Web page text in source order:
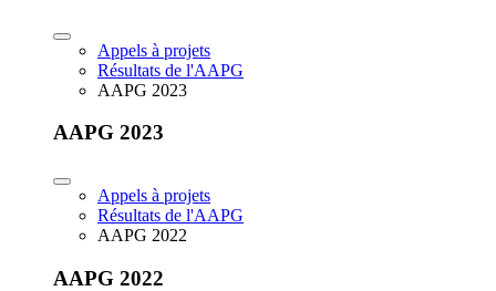
Appels à projets
Résultats de l'AAPG
AAPG 2023
AAPG 2023
Appels à projets
Résultats de l'AAPG
AAPG 2022
AAPG 2022